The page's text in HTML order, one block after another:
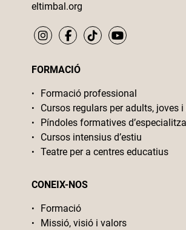
eltimbal.org
FORMACIÓ
Formació professional
Cursos regulars per adults, joves
Píndoles formatives
Cursos intensius d’estiu
Teatre per a centres educatius
CONEIX-NOS
Formació
Missió, visió i valors